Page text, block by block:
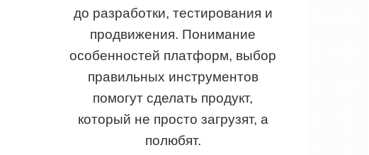
до разработки, тестирования и
продвижения. Понимание
особенностей платформ, выбор
правильных инструментов
помогут сделать продукт,
который не просто загрузят, а
полюбят.